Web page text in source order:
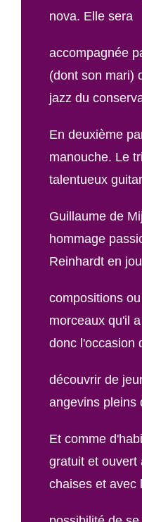
nova. Elle sera
accompagnée
(dont son mari)
jazz du
En deuxième
manouche. Le
talentueux
Guillaume de
hommage
Reinhardt en
compositions
morceaux qu'il
donc l'occasion
découvrir de
angevins pleins
Et comme
gratuit et ouvert
chaises et avec